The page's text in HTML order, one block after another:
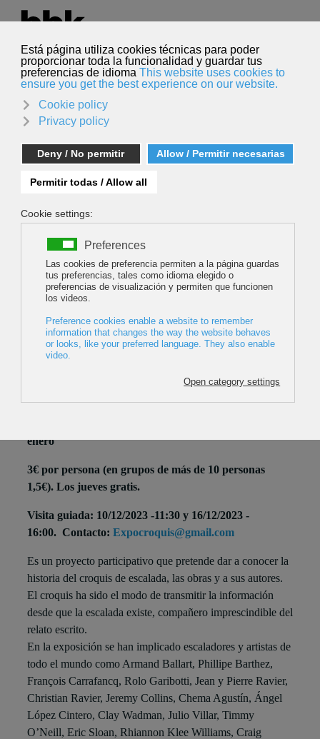
Seleccione su idioma
Español
Buscar
HARRI ORRI ARkatz
Del 24 de noviembre al 7 de enero
Frantzisko 14. Horario: de martes a sábado de 10:00-
13:00 y de 16:00-19:00. Domingos y festivos de10:00-
enero
3€ por persona (en grupos de más de 10 personas
1,5€). Los jueves gratis.
Visita guiada: 10/12/2023 -11:30 y 16/12/2023 -
16:00. Contacto: Expocroquis@gmail.com
Es un proyecto participativo que pretende dar a conocer la
historia del croquis de escalada, las obras y a sus autores.
El croquis ha sido el modo de transmitir la información
desde que la escalada existe, compañero imprescindible del
relato escrito.
En la exposición se han implicado escaladores y artistas de
todo el mundo como Armand Ballart, Phillipe Barthez,
François Carrafancq, Rolo Garibotti, Jean y Pierre Ravier,
Christian Ravier, Jeremy Collins, Chema Agustín, Ángel
López Cintero, Clay Wadman, Julio Villar, Timmy
O’Neill, Eric Sloan, Rhiannon Klee Williams, Craig